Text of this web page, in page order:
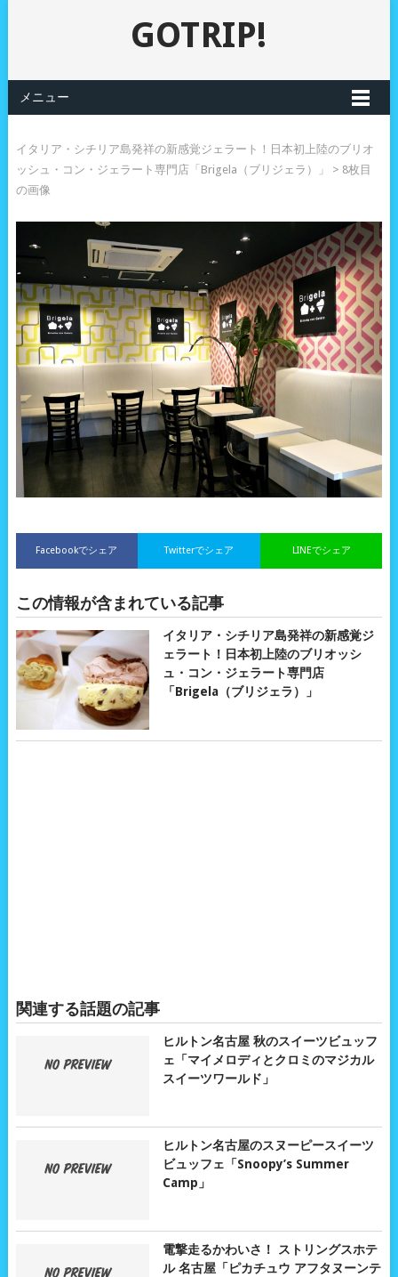
GOTRIP!
メニュー
イタリア・シチリア島発祥の新感覚ジェラート！日本初上陸のブリオ
ッシュ・コン・ジェラート専門店「Brigela（ブリジェラ）」
> 8枚目
の画像
Facebookでシェア LINEでシェア
Twitterでシェア
この情報が含まれている記事
イタリア・シチリア島発祥の新感覚ジ
ェラート！日本初上陸のブリオッシ
ュ・コン・ジェラート専門店
「Brigela（ブリジェラ）」
関連する話題の記事
ヒルトン名古屋 秋のスイーツビュッフ
ェ「マイメロディとクロミのマジカル
スイーツワールド」
ヒルトン名古屋のスヌーピースイーツ
ビュッフェ「Snoopy’s Summer
Camp」
電撃走るかわいさ！ ストリングスホテ
ル 名古屋「ピカチュウ アフタヌーンテ